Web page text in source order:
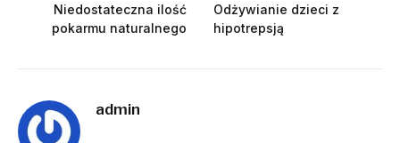
Niedostateczna ilość
pokarmu naturalnego
Odżywianie dzieci z
hipotrepsją
admin